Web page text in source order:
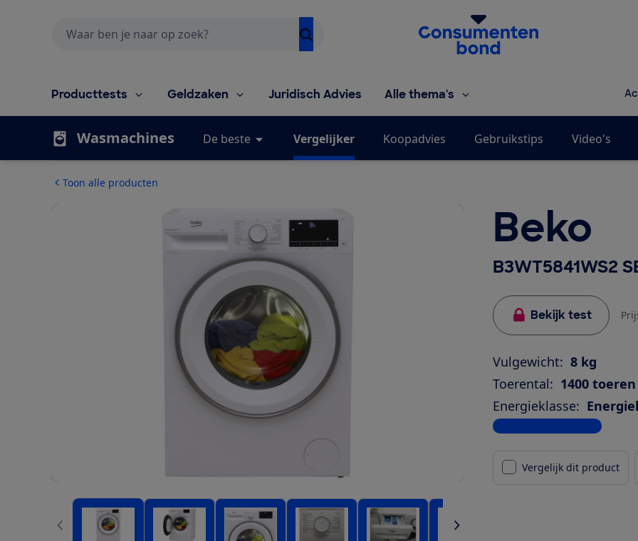
Homepage van de Consumentenbond
Producttests Geldzaken Juridisch Advies Alle thema's
Wasmachines De beste Vergelijker Koopadvies Gebruikstips Video's
Toon alle producten
Beko
B3WT5841WS2
Bekijk test
Vulgewicht: 8 kg
Toerental: 1400 toeren
Energieklasse:
Bekijk alle specificaties
Vergelijk dit product